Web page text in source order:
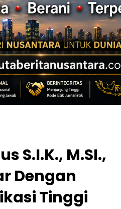
S.I.K., M.SI.,
Dengan
Tinggi